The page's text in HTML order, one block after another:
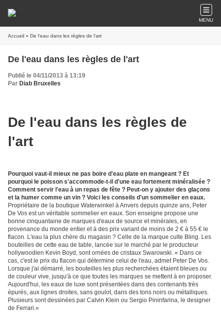
MENU
Accueil » De l'eau dans les règles de l'art
De l'eau dans les règles de l'art
Publié le 04/11/2013 à 13:19
Par Diab Bruxelles
De l'eau dans les règles de
l'art
Pourquoi vaut-il mieux ne pas boire d'eau plate en mangeant ? Et
pourquoi le poisson s'accommode-t-il d'une eau fortement minéralisée ?
Comment servir l'eau à un repas de fête ? Peut-on y ajouter des glaçons
et la humer comme un vin ? Voici les conseils d'un sommelier en eaux.
Propriétaire de la boutique Waterwinkel à Anvers depuis quinze ans, Peter
De Vos est un véritable sommelier en eaux. Son enseigne propose une
bonne cinquantaine de marques d'eaux de source et minérales, en
provenance du monde entier et à des prix variant de moins de 2 € à 55 € le
flacon. L'eau la plus chère du magasin ? Celle de la marque culte Bling. Les
bouteilles de cette eau de table, lancée sur le marché par le producteur
hollywoodien Kevin Boyd, sont ornées de cristaux Swarowski. « Dans ce
cas, c'est le prix du flacon qui détermine celui de l'eau, admet Peter De Vos.
Lorsque j'ai démarré, les bouteilles les plus recherchées étaient bleues ou
de couleur vive, jusqu'à ce que toutes les marques se mettent à en proposer.
Aujourd'hui, les eaux de luxe sont présentées dans des contenants très
épurés, aux lignes droites, sans goulot, dans des tons noirs ou métalliques.
Plusieurs sont dessinées par Calvin Klein ou Sergio Pininfarina, le designer
de Ferrari.»